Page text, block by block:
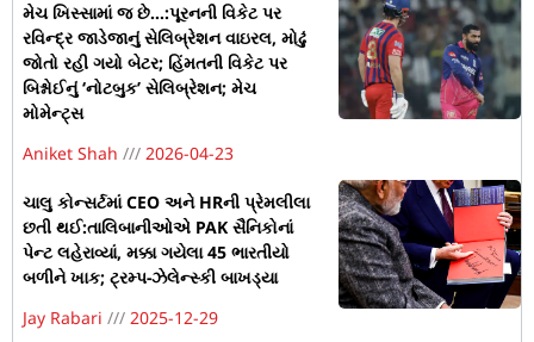
મેચ ખિસ્સામાં જ છે…:પૂરનની વિકેટ પર
રવિન્દ્ર જાડેજાનું સેલિબ્રેશન વાઇરલ, મોઢું
જોતો રહી ગયો બેટર; હિંમતની વિકેટ પર
બિશ્નોઈનું ‘નોટબુક’ સેલિબ્રેશન; મેચ
મોમેન્ટ્સ
Aniket Shah
2026-04-23
ચાલુ કોન્સર્ટમાં CEO અને HRની પ્રેમલીલા
છતી થઈ:તાલિબાનીઓએ PAK સૈનિકોનાં
પેન્ટ લહેરાવ્યાં, મક્કા ગયેલા 45 ભારતીયો
બળીને ખાક; ટ્રમ્પ-ઝેલેન્સ્કી બાખડ્યા
Jay Rabari
2025-12-29